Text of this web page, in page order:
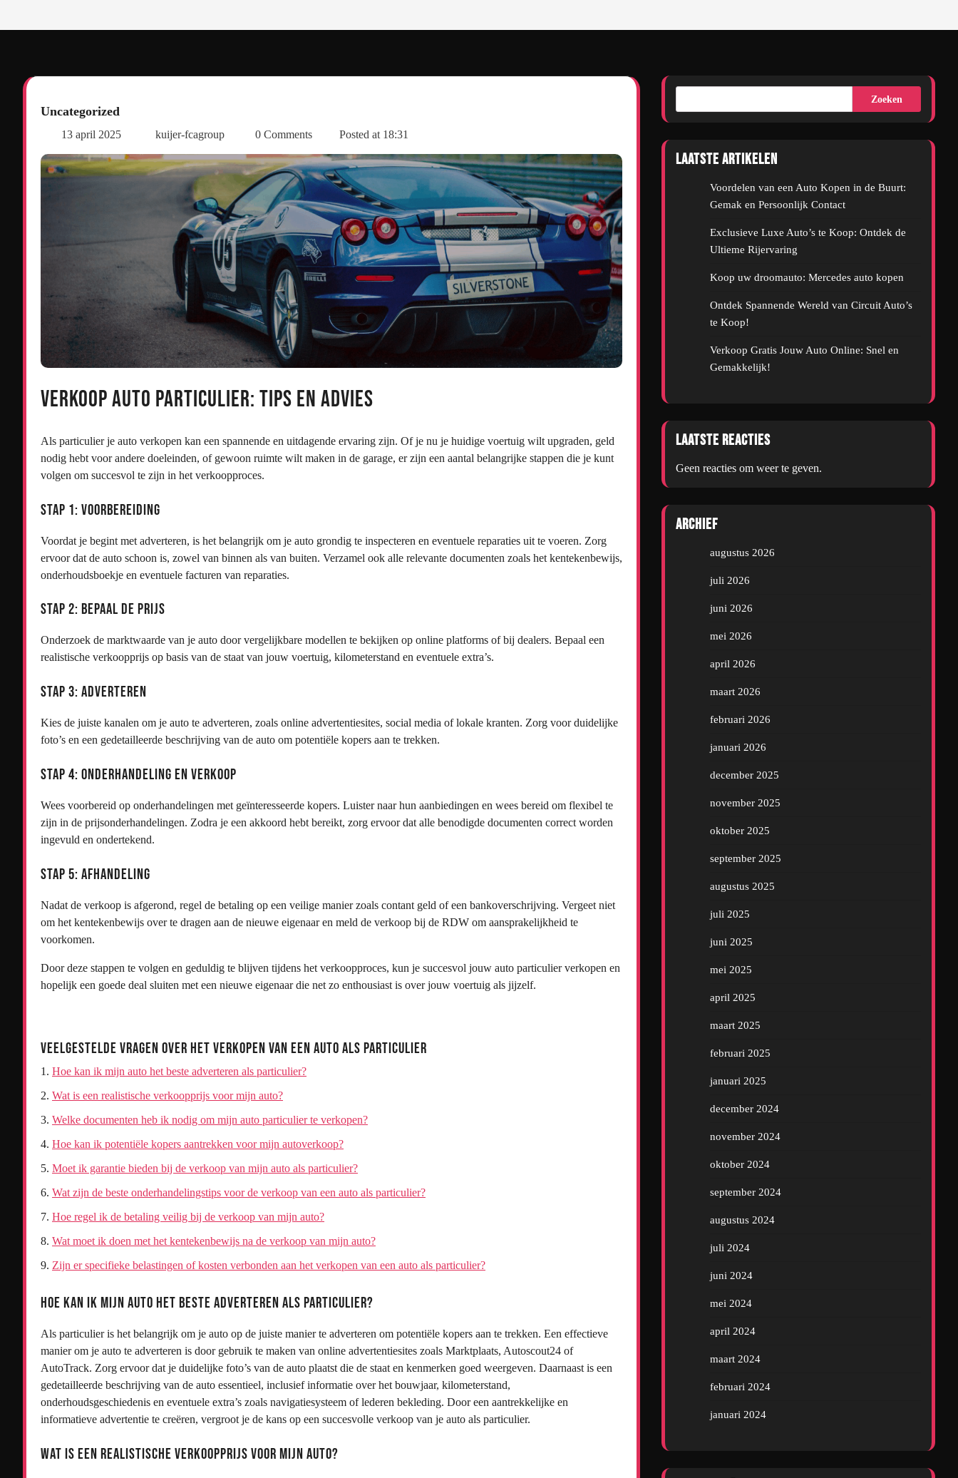
Uncategorized
13 april 2025 kuijer-fcagroup 0 Comments Posted at 18:31
Verkoop Auto Particulier: Tips en Advies
Als particulier je auto verkopen kan een spannende en uitdagende ervaring zijn. Of je nu je huidige voertuig wilt upgraden, geld
nodig hebt voor andere doeleinden, of gewoon ruimte wilt maken in de garage, er zijn een aantal belangrijke stappen die je kunt
volgen om succesvol te zijn in het verkoopproces.
Stap 1: Voorbereiding
Voordat je begint met adverteren, is het belangrijk om je auto grondig te inspecteren en eventuele reparaties uit te voeren. Zorg
ervoor dat de auto schoon is, zowel van binnen als van buiten. Verzamel ook alle relevante documenten zoals het kentekenbewijs,
onderhoudsboekje en eventuele facturen van reparaties.
Stap 2: Bepaal de Prijs
Onderzoek de marktwaarde van je auto door vergelijkbare modellen te bekijken op online platforms of bij dealers. Bepaal een
realistische verkoopprijs op basis van de staat van jouw voertuig, kilometerstand en eventuele extra’s.
Stap 3: Adverteren
Kies de juiste kanalen om je auto te adverteren, zoals online advertentiesites, social media of lokale kranten. Zorg voor duidelijke
foto’s en een gedetailleerde beschrijving van de auto om potentiële kopers aan te trekken.
Stap 4: Onderhandeling en Verkoop
Wees voorbereid op onderhandelingen met geïnteresseerde kopers. Luister naar hun aanbiedingen en wees bereid om flexibel te
zijn in de prijsonderhandelingen. Zodra je een akkoord hebt bereikt, zorg ervoor dat alle benodigde documenten correct worden
ingevuld en ondertekend.
Stap 5: Afhandeling
Nadat de verkoop is afgerond, regel de betaling op een veilige manier zoals contant geld of een bankoverschrijving. Vergeet niet
om het kentekenbewijs over te dragen aan de nieuwe eigenaar en meld de verkoop bij de RDW om aansprakelijkheid te
voorkomen.
Door deze stappen te volgen en geduldig te blijven tijdens het verkoopproces, kun je succesvol jouw auto particulier verkopen en
hopelijk een goede deal sluiten met een nieuwe eigenaar die net zo enthousiast is over jouw voertuig als jijzelf.
Veelgestelde Vragen over het Verkopen van een Auto als Particulier
Hoe kan ik mijn auto het beste adverteren als particulier?
Wat is een realistische verkoopprijs voor mijn auto?
Welke documenten heb ik nodig om mijn auto particulier te verkopen?
Hoe kan ik potentiële kopers aantrekken voor mijn autoverkoop?
Moet ik garantie bieden bij de verkoop van mijn auto als particulier?
Wat zijn de beste onderhandelingstips voor de verkoop van een auto als particulier?
Hoe regel ik de betaling veilig bij de verkoop van mijn auto?
Wat moet ik doen met het kentekenbewijs na de verkoop van mijn auto?
Zijn er specifieke belastingen of kosten verbonden aan het verkopen van een auto als particulier?
Hoe kan ik mijn auto het beste adverteren als particulier?
Als particulier is het belangrijk om je auto op de juiste manier te adverteren om potentiële kopers aan te trekken. Een effectieve
manier om je auto te adverteren is door gebruik te maken van online advertentiesites zoals Marktplaats, Autoscout24 of
AutoTrack. Zorg ervoor dat je duidelijke foto’s van de auto plaatst die de staat en kenmerken goed weergeven. Daarnaast is een
gedetailleerde beschrijving van de auto essentieel, inclusief informatie over het bouwjaar, kilometerstand,
onderhoudsgeschiedenis en eventuele extra’s zoals navigatiesysteem of lederen bekleding. Door een aantrekkelijke en
informatieve advertentie te creëren, vergroot je de kans op een succesvolle verkoop van je auto als particulier.
Wat is een realistische verkoopprijs voor mijn auto?
Zoeken
Laatste artikelen
Voordelen van een Auto Kopen in de Buurt:
Gemak en Persoonlijk Contact
Exclusieve Luxe Auto’s te Koop: Ontdek de
Ultieme Rijervaring
Koop uw droomauto: Mercedes auto kopen
Ontdek Spannende Wereld van Circuit Auto’s
te Koop!
Verkoop Gratis Jouw Auto Online: Snel en
Gemakkelijk!
Laatste reacties
Geen reacties om weer te geven.
Archief
augustus 2026
juli 2026
juni 2026
mei 2026
april 2026
maart 2026
februari 2026
januari 2026
december 2025
november 2025
oktober 2025
september 2025
augustus 2025
juli 2025
juni 2025
mei 2025
april 2025
maart 2025
februari 2025
januari 2025
december 2024
november 2024
oktober 2024
september 2024
augustus 2024
juli 2024
juni 2024
mei 2024
april 2024
maart 2024
februari 2024
januari 2024